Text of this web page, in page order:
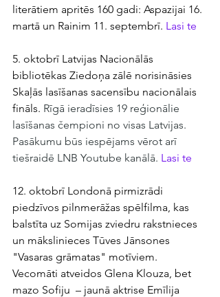
literātiem apritēs 160 gadi: Aspazijai 16.
martā un Rainim 11. septembrī. Lasi te
5. oktobrī Latvijas Nacionālās
bibliotēkas Ziedoņa zālē norisināsies
Skaļās lasīšanas sacensību nacionālais
fināls. Rīgā ieradīsies 19 reģionālie
lasīšanas čempioni no visas Latvijas.
Pasākumu būs iespējams vērot arī
tiešraidē LNB Youtube kanālā. Lasi te
12. oktobrī Londonā pirmizrādi
piedzīvos pilnmerāžas spēlfilma, kas
balstīta uz Somijas zviedru rakstnieces
un mākslinieces Tūves Jānsones
"Vasaras grāmatas" motīviem.
Vecomāti atveidos Glena Klouza, bet
mazo Sofiju  – jaunā aktrise Emīlija